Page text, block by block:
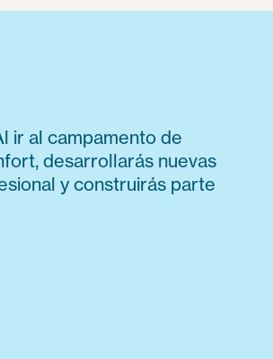
ir al campamento de
desarrollarás nuevas
y construirás parte